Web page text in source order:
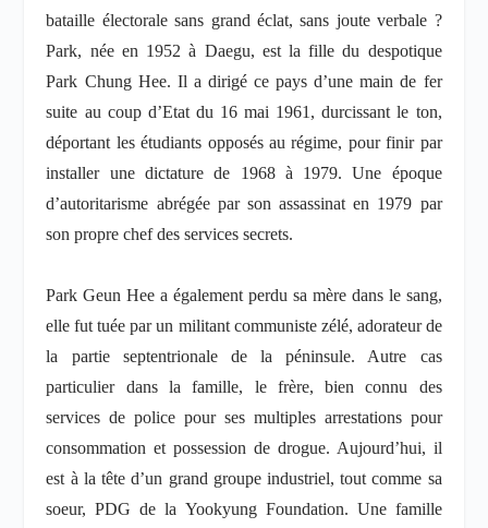
bataille électorale sans grand éclat, sans joute verbale ?
Park, née en 1952 à Daegu, est la fille du despotique
Park Chung Hee. Il a dirigé ce pays d’une main de fer
suite au coup d’Etat du 16 mai 1961, durcissant le ton,
déportant les étudiants opposés au régime, pour finir par
installer une dictature de 1968 à 1979. Une époque
d’autoritarisme abrégée par son assassinat en 1979 par
son propre chef des services secrets.
Park Geun Hee a également perdu sa mère dans le sang,
elle fut tuée par un militant communiste zélé, adorateur de
la partie septentrionale de la péninsule. Autre cas
particulier dans la famille, le frère, bien connu des
services de police pour ses multiples arrestations pour
consommation et possession de drogue. Aujourd’hui, il
est à la tête d’un grand groupe industriel, tout comme sa
soeur, PDG de la Yookyung Foundation. Une famille